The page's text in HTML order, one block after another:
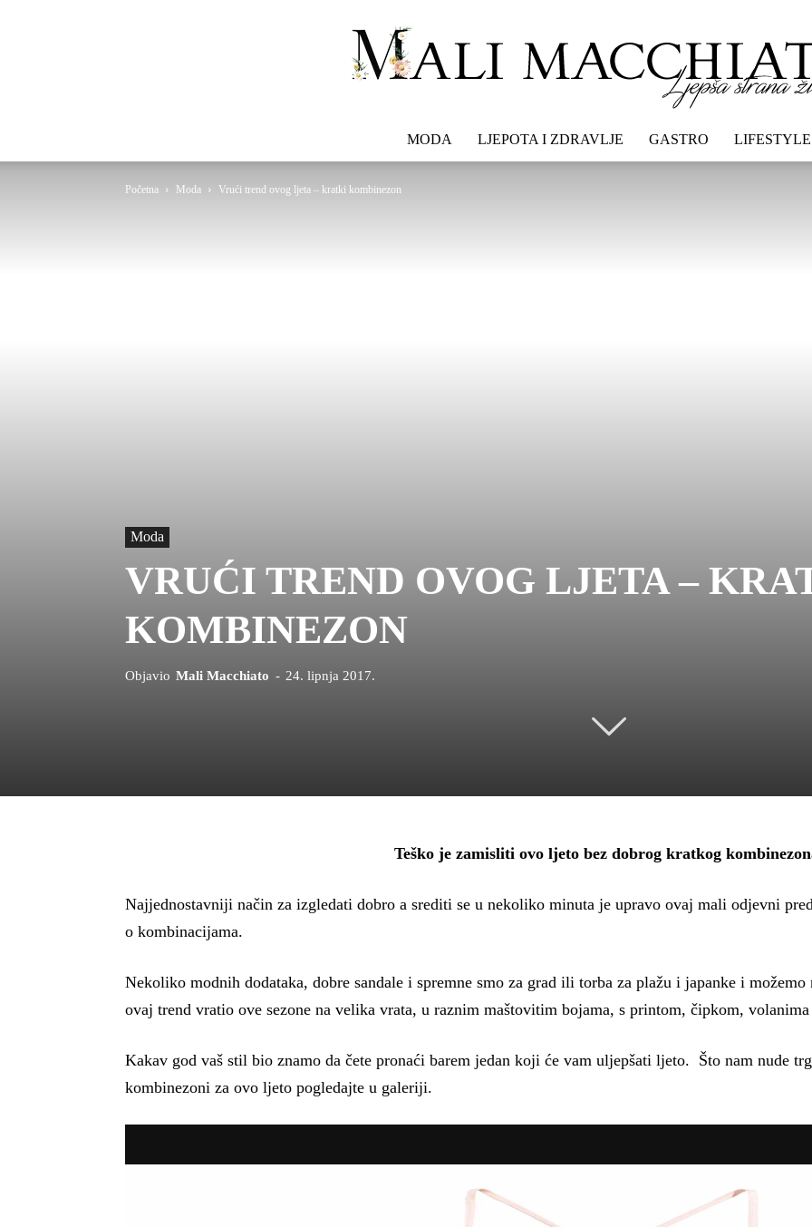
MODA LJEPOTA I ZDRAVLJE GASTRO LIFESTYLE
Početna Moda Vrući trend ovog ljeta – kratki kombinezon
Moda
VRUĆI TREND OVOG LJETA –
KOMBINEZON
Objavio Mali Macchiato - 24. lipnja 2017.
Teško je zamisliti ovo ljeto bez dobrog kratkog
Najjednostavniji način za izgledati dobro a srediti se u nekoliko minuta je upravo ovaj mali odjevni
o kombinacijama.
Nekoliko modnih dodataka, dobre sandale i spremne smo za grad ili torba za plažu i japanke i možemo
ovaj trend vratio ove sezone na velika vrata, u raznim maštovitim bojama, s printom, čipkom,
Kakav god vaš stil bio znamo da čete pronaći barem jedan koji će vam uljepšati ljeto. Što nam nude
kombinezoni za ovo ljeto pogledajte u galeriji.